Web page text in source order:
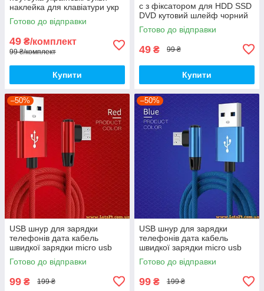
наклейка для клавіатури укр
українська російська з
українськими буквами букви
Готово до відправки
49 ₴/комплект
99 ₴/комплект
Купити
с з фіксатором для HDD SSD
DVD кутовий шлейф чорний
Готово до відправки
49 ₴ 99 ₴
Купити
–50%
USB шнур для зарядки
телефонів дата кабель
швидкої зарядки micro usb
кабель мікро юсб usb
перехідник подовжувач 90
Готово до відправки
99 ₴ 199 ₴
–50%
USB шнур для зарядки
телефонів дата кабель
швидкої зарядки micro usb
кабель мікро юсб usb
перехідник подовжувач 90
Готово до відправки
99 ₴ 199 ₴